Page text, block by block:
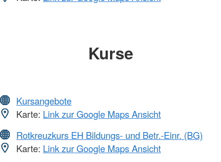
Kurse
Kursangebote
Karte: Link zur Google Maps Ansicht
Rotkreuzkurs EH Bildungs- und Betr.-Einr. (BG)
Karte: Link zur Google Maps Ansicht